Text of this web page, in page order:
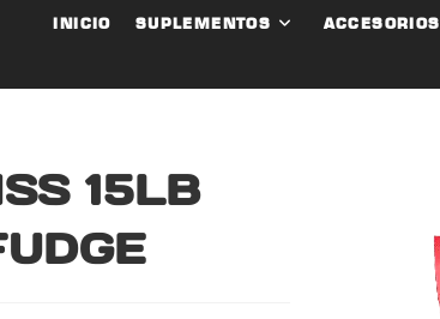
INICIO SUPLEMENTOS ACCESORIOS
15LB